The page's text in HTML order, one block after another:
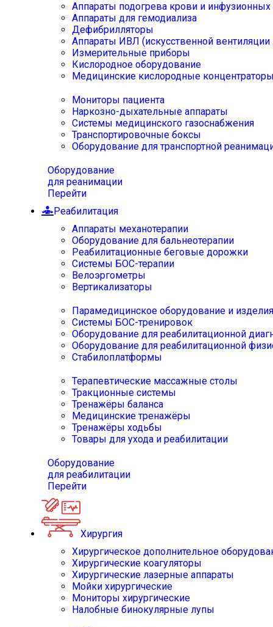
Аппараты подогрева крови и инфузионных
Аппараты для гемодиализа
Дефибрилляторы
Аппараты ИВЛ (искусственной вентиляции
Измерительные приборы
Кислородное оборудование
Медицинские кислородные
Мониторы пациента
Наркозно-дыхательные аппараты
Системы медицинского газоснабжения
Транспортировочные боксы
Оборудование для транспортной
Оборудование
для реанимации
Перейти
Реабилитация
Аппараты механотерапии
Оборудование для бальнеотерапии
Реабилитационные беговые дорожки
Системы БОС-терапии
Велоэргометры
Вертикализаторы
Парамедицинское оборудование и изделия
Системы БОС-тренировок
Оборудование для реабилитационной
Оборудование для реабилитационной
Стабилоплатформы
Терапевтические массажные столы
Тракционные системы
Тренажёры баланса
Медицинские тренажёры
Тренажёры ходьбы
Товары для ухода и реабилитации
Оборудование
для реабилитации
Перейти
Хирургия
Хирургическое дополнительное
Хирургические коагуляторы
Хирургические лазерные аппараты
Мойки хирургические
Мониторы хирургические
Налобные бинокулярные лупы